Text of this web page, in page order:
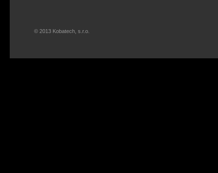
© 2013 Kobatech, s.r.o.